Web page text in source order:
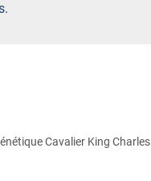
Cavalier King Charles